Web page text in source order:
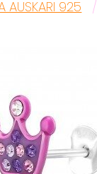
AUSKARI 925